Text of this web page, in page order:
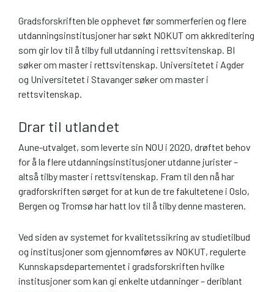
Gradsforskriften ble opphevet før sommerferien og flere
utdanningsinstitusjoner har søkt NOKUT om akkreditering
som gir lov til å tilby full utdanning i rettsvitenskap. BI
søker om master i rettsvitenskap. Universitetet i Agder
og Universitetet i Stavanger søker om master i
rettsvitenskap.
Drar til utlandet
Aune-utvalget, som leverte sin NOU i 2020, drøftet behov
for å la flere utdanningsinstitusjoner utdanne jurister –
altså tilby master i rettsvitenskap. Fram til den nå har
gradforskriften sørget for at kun de tre fakultetene i Oslo,
Bergen og Tromsø har hatt lov til å tilby denne masteren.
Ved siden av systemet for kvalitetssikring av studietilbud
og institusjoner som gjennomføres av NOKUT, regulerte
Kunnskapsdepartementet i gradsforskriften hvilke
institusjoner som kan gi enkelte utdanninger – deriblant